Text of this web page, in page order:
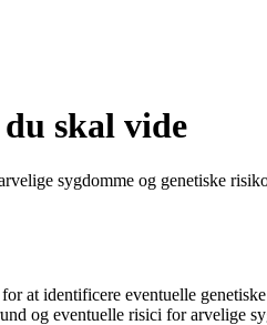
skal vide
sygdomme og genetiske
at identificere eventuelle
og eventuelle risici for arvelige